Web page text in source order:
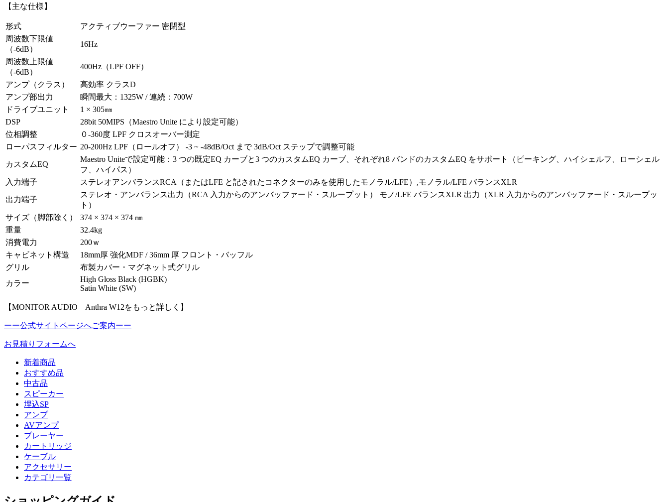
【主な仕様】
形式
アクティブウーファー 密閉型
周波数下限値
（-6dB）
16Hz
周波数上限値
（-6dB）
400Hz（LPF OFF）
アンプ（クラス）
高効率 クラスD
アンプ部出力
瞬間最大：1325W / 連続：700W
ドライブユニット
1 × 305㎜
DSP
28bit 50MIPS（Maestro Unite により設定可能）
位相調整
０-360度 LPF クロスオーバー測定
ローパスフィルター 20-200Hz LPF（ロールオフ） -3 ~ -48dB/Oct まで 3dB/Oct ステップで調整可能
カスタムEQ
Maestro Uniteで設定可能：3 つの既定EQ カーブと3 つのカスタムEQ カーブ、それぞれ8 バンドのカスタムEQ をサポート（ピーキング、ハイシェルフ、ローシェル
フ、ハイパス）
入力端子
ステレオアンバランスRCA（またはLFE と記されたコネクターのみを使用したモノラル/LFE）,モノラル/LFE バランスXLR
出力端子
ステレオ・アンバランス出力（RCA 入力からのアンバッファード・スループット） モノ/LFE バランスXLR 出力（XLR 入力からのアンバッファード・スループッ
ト）
サイズ（脚部除く）
374 × 374 × 374 ㎜
重量
32.4kg
消費電力
200ｗ
キャビネット構造
18mm厚 強化MDF / 36mm 厚 フロント・バッフル
グリル
布製カバー・マグネット式グリル
カラー
High Gloss Black (HGBK)
Satin White (SW)
【MONITOR AUDIO Anthra W12をもっと詳しく】
ーー公式サイトページへご案内ーー
お見積りフォームへ
新着商品
おすすめ品
中古品
スピーカー
埋込SP
アンプ
AVアンプ
プレーヤー
カートリッジ
ケーブル
アクセサリー
カテゴリ一覧